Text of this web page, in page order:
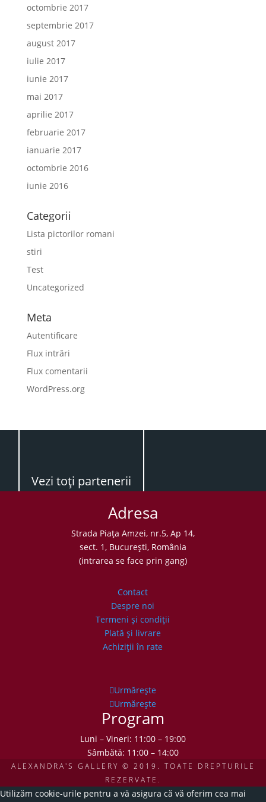
octombrie 2017
septembrie 2017
august 2017
iulie 2017
iunie 2017
mai 2017
aprilie 2017
februarie 2017
ianuarie 2017
octombrie 2016
iunie 2016
Categorii
Lista pictorilor romani
stiri
Test
Uncategorized
Meta
Autentificare
Flux intrări
Flux comentarii
WordPress.org
Vezi toţi partenerii
Adresa
Strada Piaţa Amzei, nr.5, Ap 14,
sect. 1, Bucureşti, România
(intrarea se face prin gang)
Contact
Despre noi
Termeni şi condiţii
Plată şi livrare
Achiziţii în rate
Urmărește
Urmărește
Program
Luni – Vineri: 11:00 – 19:00
Sâmbătă: 11:00 – 14:00
ALEXANDRA'S GALLERY © 2019. TOATE DREPTURILE
REZERVATE.
Utilizăm cookie-urile pentru a vă asigura că vă oferim cea mai